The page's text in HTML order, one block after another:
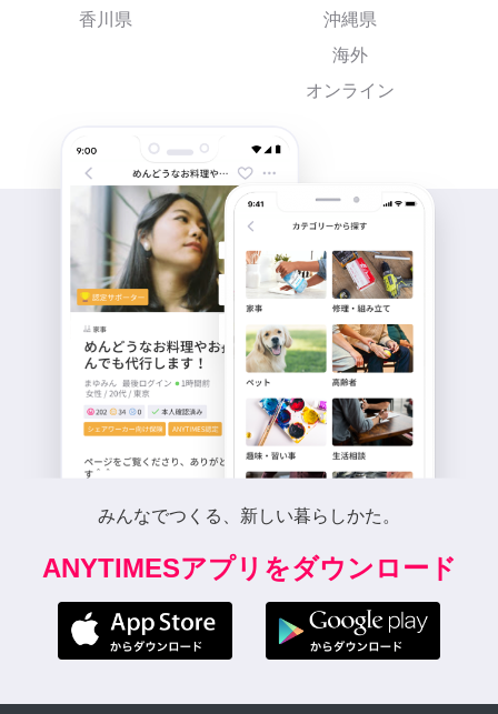
香川県
沖縄県
海外
オンライン
みんなでつくる、新しい暮らしかた。
ANYTIMESアプリをダウンロード